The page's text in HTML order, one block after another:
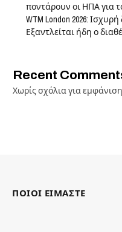
ποντάρουν οι ΗΠΑ για
WTM London 2026:
Εξαντλείται ήδη ο
Recent
Χωρίς σχόλια για
ΠΟΙΟΙ ΕΙΜΑΣΤΕ